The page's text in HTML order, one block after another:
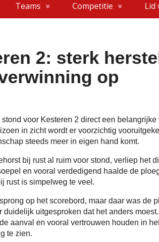
Teams Competitie Lid
2: sterk
op
voor Kesteren 2 direct een
in zicht wordt er voorzichtig
steeds meer in eigen hand komt.
bij rust al ruim voor stond, verliep het
en vooral verdedigend haalde de
rust is simpelweg te veel.
op het scorebord, maar daar was de
uitgesproken dat het anders
aanval en vooral vertrouwen houden in
te zien.